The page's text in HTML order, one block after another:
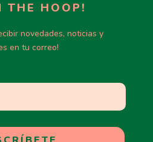
THE HOOP!
novedades, noticias y
en tu correo!